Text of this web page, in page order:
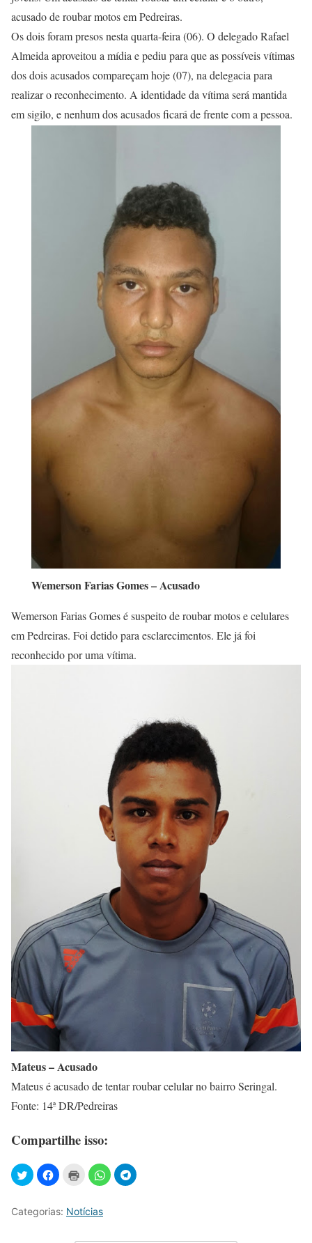
acusado de roubar motos em Pedreiras.
Os dois foram presos nesta quarta-feira (06). O delegado Rafael
Almeida aproveitou a mídia e pediu para que as possíveis vítimas
dos dois acusados compareçam hoje (07), na delegacia para
realizar o reconhecimento. A identidade da vítima será mantida
em sigilo, e nenhum dos acusados ficará de frente com a pessoa.
Wemerson Farias Gomes – Acusado
Wemerson Farias Gomes é suspeito de roubar motos e celulares
em Pedreiras. Foi detido para esclarecimentos. Ele já foi
reconhecido por uma vítima.
Mateus – Acusado
Mateus é acusado de tentar roubar celular no bairro Seringal.
Fonte: 14ª DR/Pedreiras
Compartilhe isso:
Categorias: Notícias